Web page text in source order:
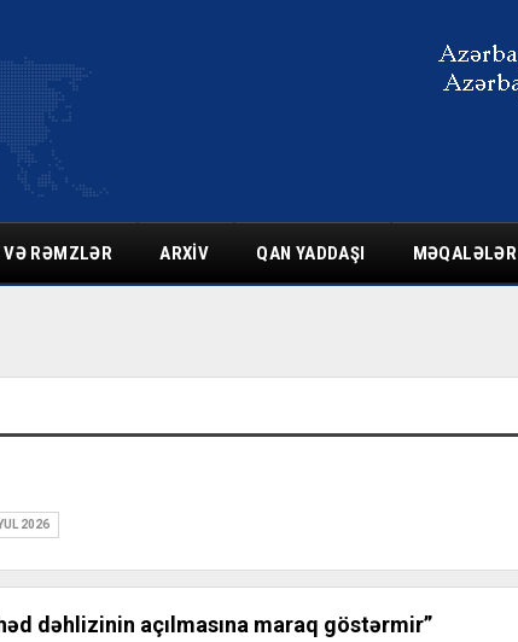
VƏ RƏMZLƏR ARXIV QAN YADDAŞI MƏQALƏLƏR
2026
dəhlizinin açılmasına maraq göstərmir”